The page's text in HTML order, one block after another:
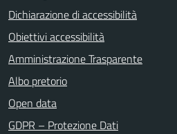
Dichiarazione di accessibilità
Obiettivi accessibilità
Amministrazione Trasparente
Albo pretorio
Open data
GDPR – Protezione Dati